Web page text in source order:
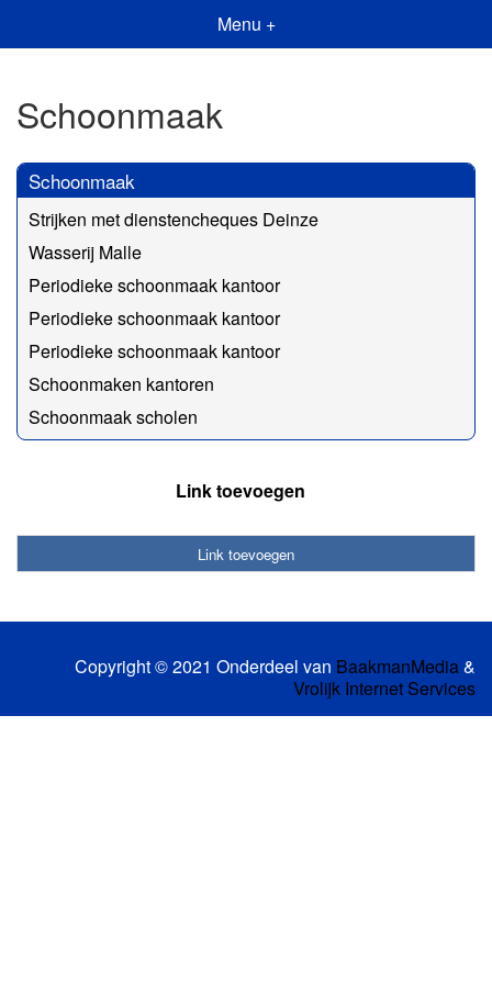
Menu +
Schoonmaak
Schoonmaak
Strijken met dienstencheques Deinze
Wasserij Malle
Periodieke schoonmaak kantoor
Periodieke schoonmaak kantoor
Periodieke schoonmaak kantoor
Schoonmaken kantoren
Schoonmaak scholen
Link toevoegen
Link toevoegen
Copyright © 2021 Onderdeel van BaakmanMedia&
Vrolijk Internet Services